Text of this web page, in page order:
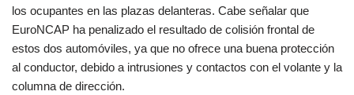
los ocupantes en las plazas delanteras. Cabe señalar que
EuroNCAP ha penalizado el resultado de colisión frontal de
estos dos automóviles, ya que no ofrece una buena protección
al conductor, debido a intrusiones y contactos con el volante y la
columna de dirección.